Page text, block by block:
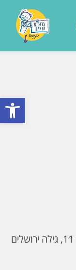
פתח